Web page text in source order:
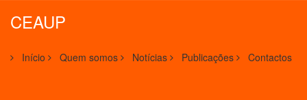
CEAUP
Início Quem somos Notícias Publicações Contactos